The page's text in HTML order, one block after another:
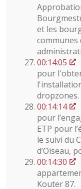
et les
00:14:05
pour
dropzones.
00:14:14
pour
ETP pour
le suivi du
d’Oiseau,
00:14:30
Kouter 87.